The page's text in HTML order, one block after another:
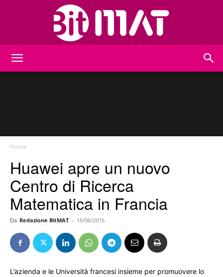
Home
Huawei apre un nuovo
Centro di Ricerca
Matematica in Francia
Da Redazione BitMAT - 16/06/2016
L’azienda e le Università francesi insieme per promuovere lo